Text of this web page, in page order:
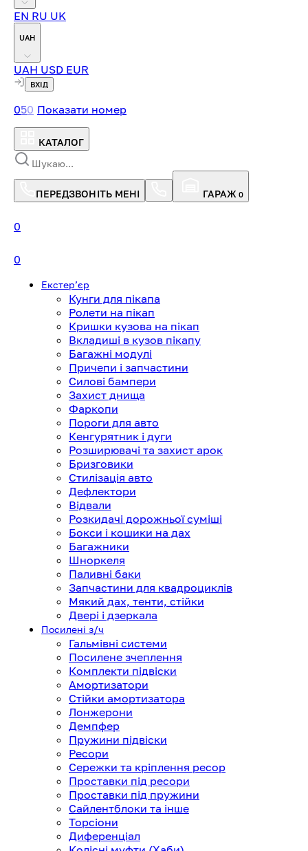
EN RU UK
UAH
UAH USD EUR
ВХІД
050 Показати номер
КАТАЛОГ
ПЕРЕДЗВОНІТЬ МЕНІ ГАРАЖ 0
0
0
Екстерʼєр
Кунги для пікапа
Ролети на пікап
Кришки кузова на пікап
Вкладиші в кузов пікапу
Багажні модулі
Причепи і запчастини
Силові бампери
Захист днища
Фаркопи
Пороги для авто
Кенгурятник і дуги
Розширювачі та захист арок
Бризговики
Стилізація авто
Дефлектори
Відвали
Розкидачі дорожньої суміші
Бокси і кошики на дах
Багажники
Шноркеля
Паливні баки
Запчастини для квадроциклів
Мякий дах, тенти, стійки
Двері і дзеркала
Посилені з/ч
Гальмівні системи
Посилене зчеплення
Комплекти підвіски
Амортизатори
Стійки амортизатора
Лонжерони
Демпфер
Пружини підвіски
Ресори
Сережки та кріплення ресор
Проставки під ресори
Проставки під пружини
Сайлентблоки та інше
Торсіони
Диференціал